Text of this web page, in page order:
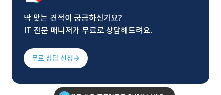
딱 맞는 견적이 궁금하신가요?
IT 전문 매니저가 무료로 상담해드려요.
무료 상담 신청